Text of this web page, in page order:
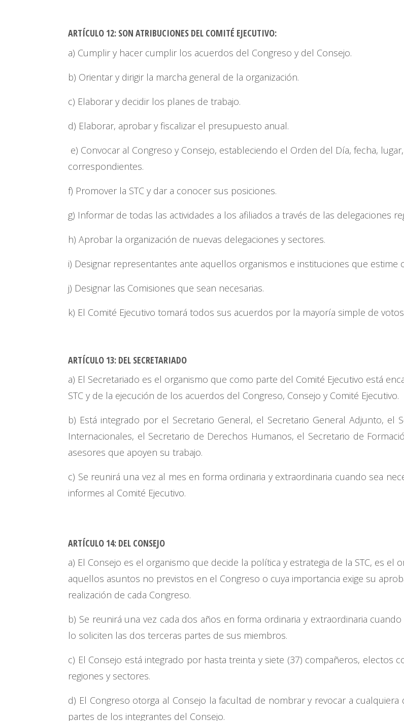
ARTÍCULO 12: SON ATRIBUCIONES DEL COMITÉ EJECUTIVO:
a) Cumplir y hacer cumplir los acuerdos del Congreso y del Consejo.
b) Orientar y dirigir la marcha general de la organización.
c) Elaborar y decidir los planes de trabajo.
d) Elaborar, aprobar y fiscalizar el presupuesto anual.
e) Convocar al Congreso y Consejo, estableciendo el Orden del Día, fecha,
correspondientes.
f) Promover la STC y dar a conocer sus posiciones.
g) Informar de todas las actividades a los afiliados a través de las delegaciones
h) Aprobar la organización de nuevas delegaciones y sectores.
i) Designar representantes ante aquellos organismos e instituciones que estime
j) Designar las Comisiones que sean necesarias.
k) El Comité Ejecutivo tomará todos sus acuerdos por la mayoría simple de
ARTÍCULO 13: DEL SECRETARIADO
a) El Secretariado es el organismo que como parte del Comité Ejecutivo está
STC y de la ejecución de los acuerdos del Congreso, Consejo y Comité Ejecutivo.
b) Está integrado por el Secretario General, el Secretario General Adjunto, el
Internacionales, el Secretario de Derechos Humanos, el Secretario de
asesores que apoyen su trabajo.
c) Se reunirá una vez al mes en forma ordinaria y extraordinaria cuando sea
informes al Comité Ejecutivo.
ARTÍCULO 14: DEL CONSEJO
a) El Consejo es el organismo que decide la política y estrategia de la STC, es el
aquellos asuntos no previstos en el Congreso o cuya importancia exige su
realización de cada Congreso.
b) Se reunirá una vez cada dos años en forma ordinaria y extraordinaria
lo soliciten las dos terceras partes de sus miembros.
c) El Consejo está integrado por hasta treinta y siete (37) compañeros, electos
regiones y sectores.
d) El Congreso otorga al Consejo la facultad de nombrar y revocar a
partes de los integrantes del Consejo.